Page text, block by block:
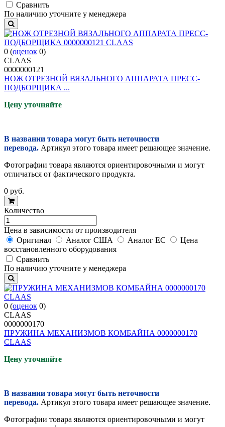
Cравнить
По наличию уточните у менеджера
0 (оценок 0)
CLAAS
0000000121
НОЖ ОТРЕЗНОЙ ВЯЗАЛЬНОГО АППАРАТА ПРЕСС-
ПОДБОРЩИКА ...
Цену уточняйте
В названии товара могут быть неточности
перевода. Артикул этого товара имеет решающее значение.
Фотографии товара являются ориентировочными и могут
отличаться от фактического продукта.
0 руб.
Количество
Цена в зависимости от производителя
Оригинал
Аналог США Аналог ЕС
Цена
восстановленного оборудования
Cравнить
По наличию уточните у менеджера
0 (оценок 0)
CLAAS
0000000170
ПРУЖИНА МЕХАНИЗМОВ КОМБАЙНА 0000000170
CLAAS
Цену уточняйте
В названии товара могут быть неточности
перевода. Артикул этого товара имеет решающее значение.
Фотографии товара являются ориентировочными и могут